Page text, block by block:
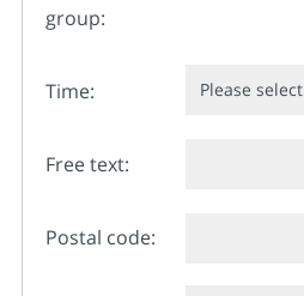
group:
Time: Please select
Free text:
Postal code: